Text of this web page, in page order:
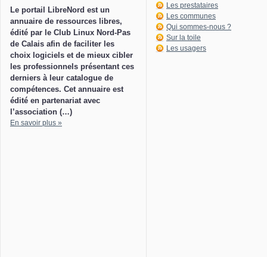
Le portail LibreNord est un
annuaire de ressources libres,
édité par le Club Linux Nord-Pas
de Calais afin de faciliter les
choix logiciels et de mieux cibler
les professionnels présentant ces
derniers à leur catalogue de
compétences. Cet annuaire est
édité en partenariat avec
l’association (…)
En savoir plus »
Les prestataires
Les communes
Qui sommes-nous ?
Sur la toile
Les usagers